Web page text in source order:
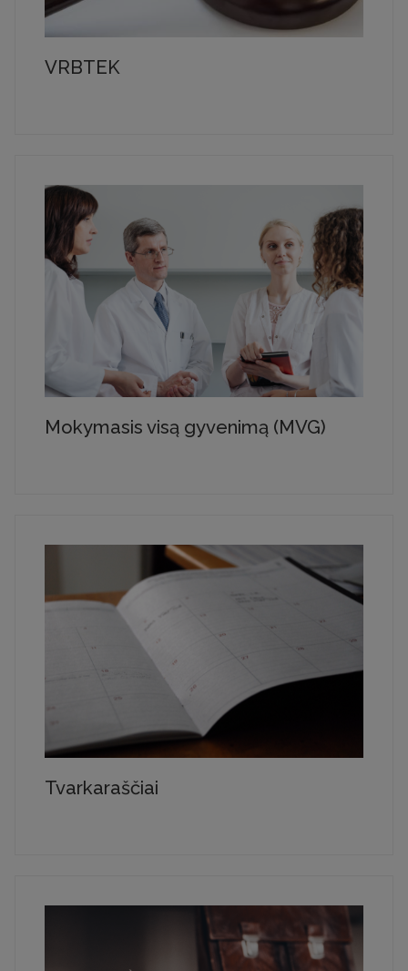
VRBTEK
Mokymasis visą gyvenimą (MVG)
Tvarkaraščiai